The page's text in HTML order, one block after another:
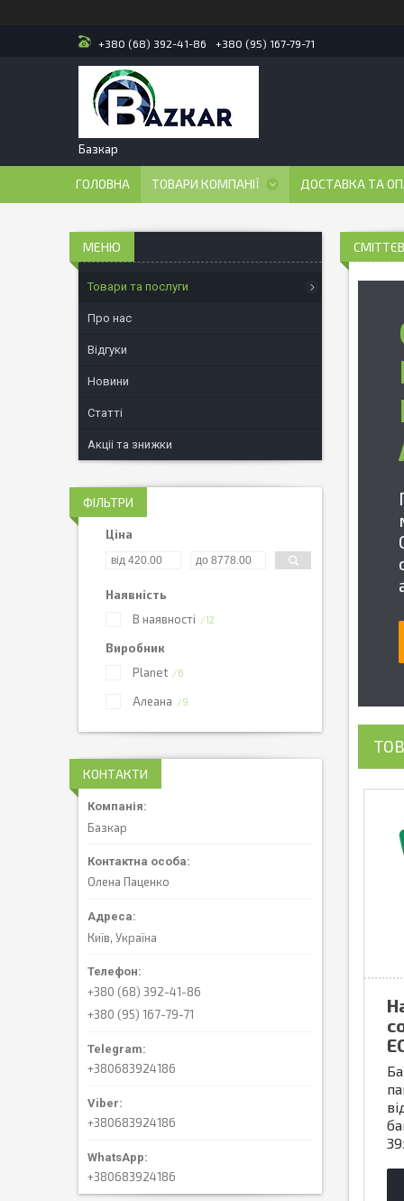
+380 (68) 392-41-86 +380 (95) 167-79-71
Базкар
ГОЛОВНА ТОВАРИ КОМПАНІЇ ДОСТАВКА ТА
Товари та послуги
Про нас
Відгуки
Новини
Статті
Акціі та знижки
ФІЛЬТРИ
Ціна
Наявність
В наявності
12
Виробник
Planet
6
Алеана 9
КОНТАКТИ
Базкар
Олена Паценко
Київ, Україна
+380 (68) 392-41-86
+380 (95) 167-79-71
+380683924186
+380683924186
+380683924186